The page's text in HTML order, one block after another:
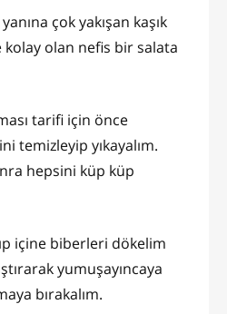
çok yakışan kaşık
kolay olan nefis bir salata
tarifi için önce
temizleyip yıkayalım.
hepsini küp küp
içine biberleri dökelim
yumuşayıncaya
bırakalım.